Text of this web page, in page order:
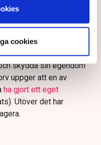
cookies
vid
Väst, har
ordningsvakter, rätt
skydda sin egendom
uppger att en av
ha gjort ett eget
Utöver det har